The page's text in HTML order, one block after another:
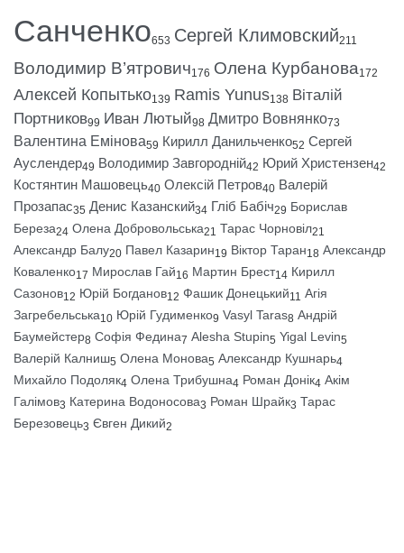
Санченко653 Сергей Климовский211
Володимир В’ятрович176 Олена Курбанова172
Алексей Копытько139 Ramis Yunus138 Віталій
Портников99 Иван Лютый98 Дмитро Вовнянко73
Валентина Емінова59 Кирилл Данильченко52 Сергей
Ауслендер49 Володимир Завгородній42 Юрий Христензен42
Костянтин Машовець40 Олексій Петров40 Валерій
Прозапас35 Денис Казанский34 Гліб Бабіч29 Борислав
Береза24 Олена Добровольська21 Тарас Чорновіл21
Александр Балу20 Павел Казарин19 Віктор Таран18 Александр
Коваленко17 Мирослав Гай16 Мартин Брест14 Кирилл
Сазонов12 Юрій Богданов12 Фашик Донецький11 Агія
Загребельська10 Юрій Гудименко9 Vasyl Taras8 Андрій
Баумейстер8 Софія Федина7 Alesha Stupin5 Yigal Levin5
Валерій Калниш5 Олена Монова5 Александр Кушнарь4
Михайло Подоляк4 Олена Трибушна4 Роман Донік4 Акім
Галімов3 Катерина Водоносова3 Роман Шрайк3 Тарас
Березовець3 Євген Дикий2